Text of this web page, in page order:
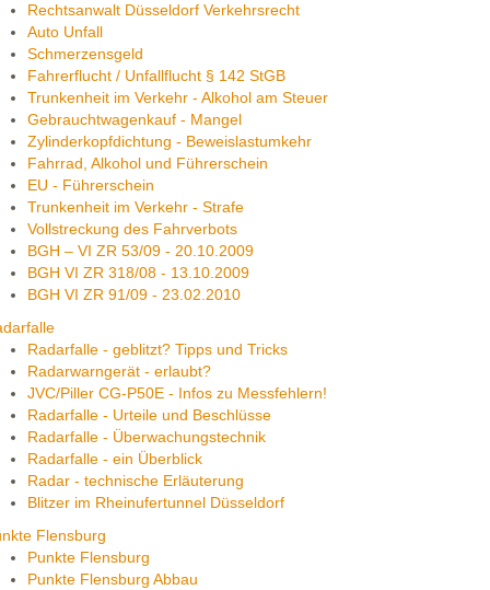
Rechtsanwalt Düsseldorf Verkehrsrecht
Auto Unfall
Schmerzensgeld
Fahrerflucht / Unfallflucht § 142 StGB
Trunkenheit im Verkehr - Alkohol am Steuer
Gebrauchtwagenkauf - Mangel
Zylinderkopfdichtung - Beweislastumkehr
Fahrrad, Alkohol und Führerschein
EU - Führerschein
Trunkenheit im Verkehr - Strafe
Vollstreckung des Fahrverbots
BGH – VI ZR 53/09 - 20.10.2009
BGH VI ZR 318/08 - 13.10.2009
BGH VI ZR 91/09 - 23.02.2010
Radarfalle - geblitzt? Tipps und Tricks
Radarwarngerät - erlaubt?
JVC/Piller CG-P50E - Infos zu Messfehlern!
Radarfalle - Urteile und Beschlüsse
Radarfalle - Überwachungstechnik
Radarfalle - ein Überblick
Radar - technische Erläuterung
Blitzer im Rheinufertunnel Düsseldorf
Flensburg
Punkte Flensburg
Punkte Flensburg Abbau